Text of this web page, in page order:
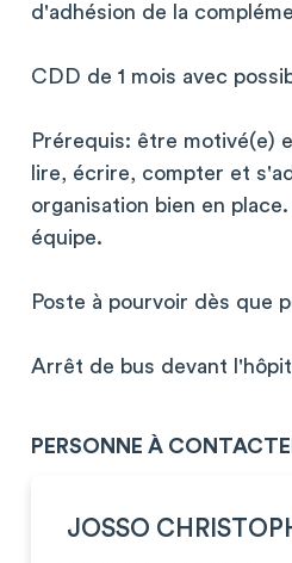
d'adhésion de la
CDD de 1 mois avec
Prérequis: être motivé(e)
lire, écrire, compter et
organisation bien en
équipe.
Poste à pourvoir dès que
Arrêt de bus devant
PERSONNE À
JOSSO